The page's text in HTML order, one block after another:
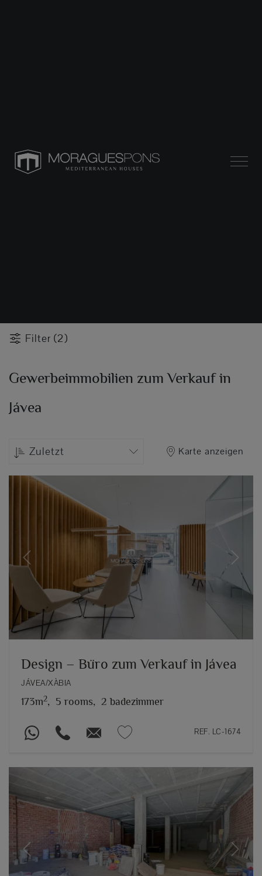
Filter (2)
Gewerbeimmobilien zum Verkauf in
Jávea
Zuletzt Karte anzeigen
Previous Next
Design – Büro zum Verkauf in Jávea
JÁVEA/XÀBIA
173m2, 5 rooms, 2 badezimmer
REF. LC-1674
Previous Next